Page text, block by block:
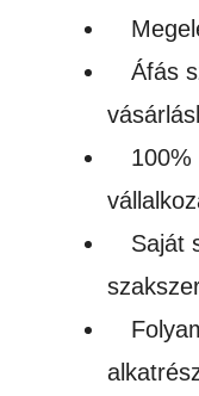
Áfás
100%
Saját